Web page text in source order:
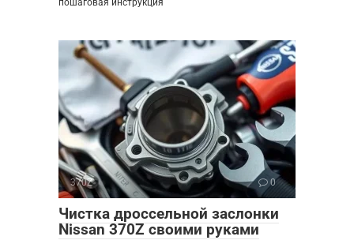
пошаговая инструкция
370Z 0
Чистка дроссельной заслонки
Nissan 370Z своими руками